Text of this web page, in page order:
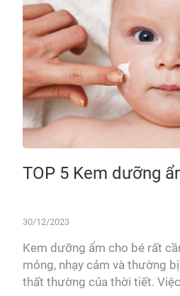
TOP 5 Kem dưỡng
30/12/2023
Kem dưỡng ẩm cho bé rất
mỏng, nhạy cảm và thường
thất thường của thời tiết.